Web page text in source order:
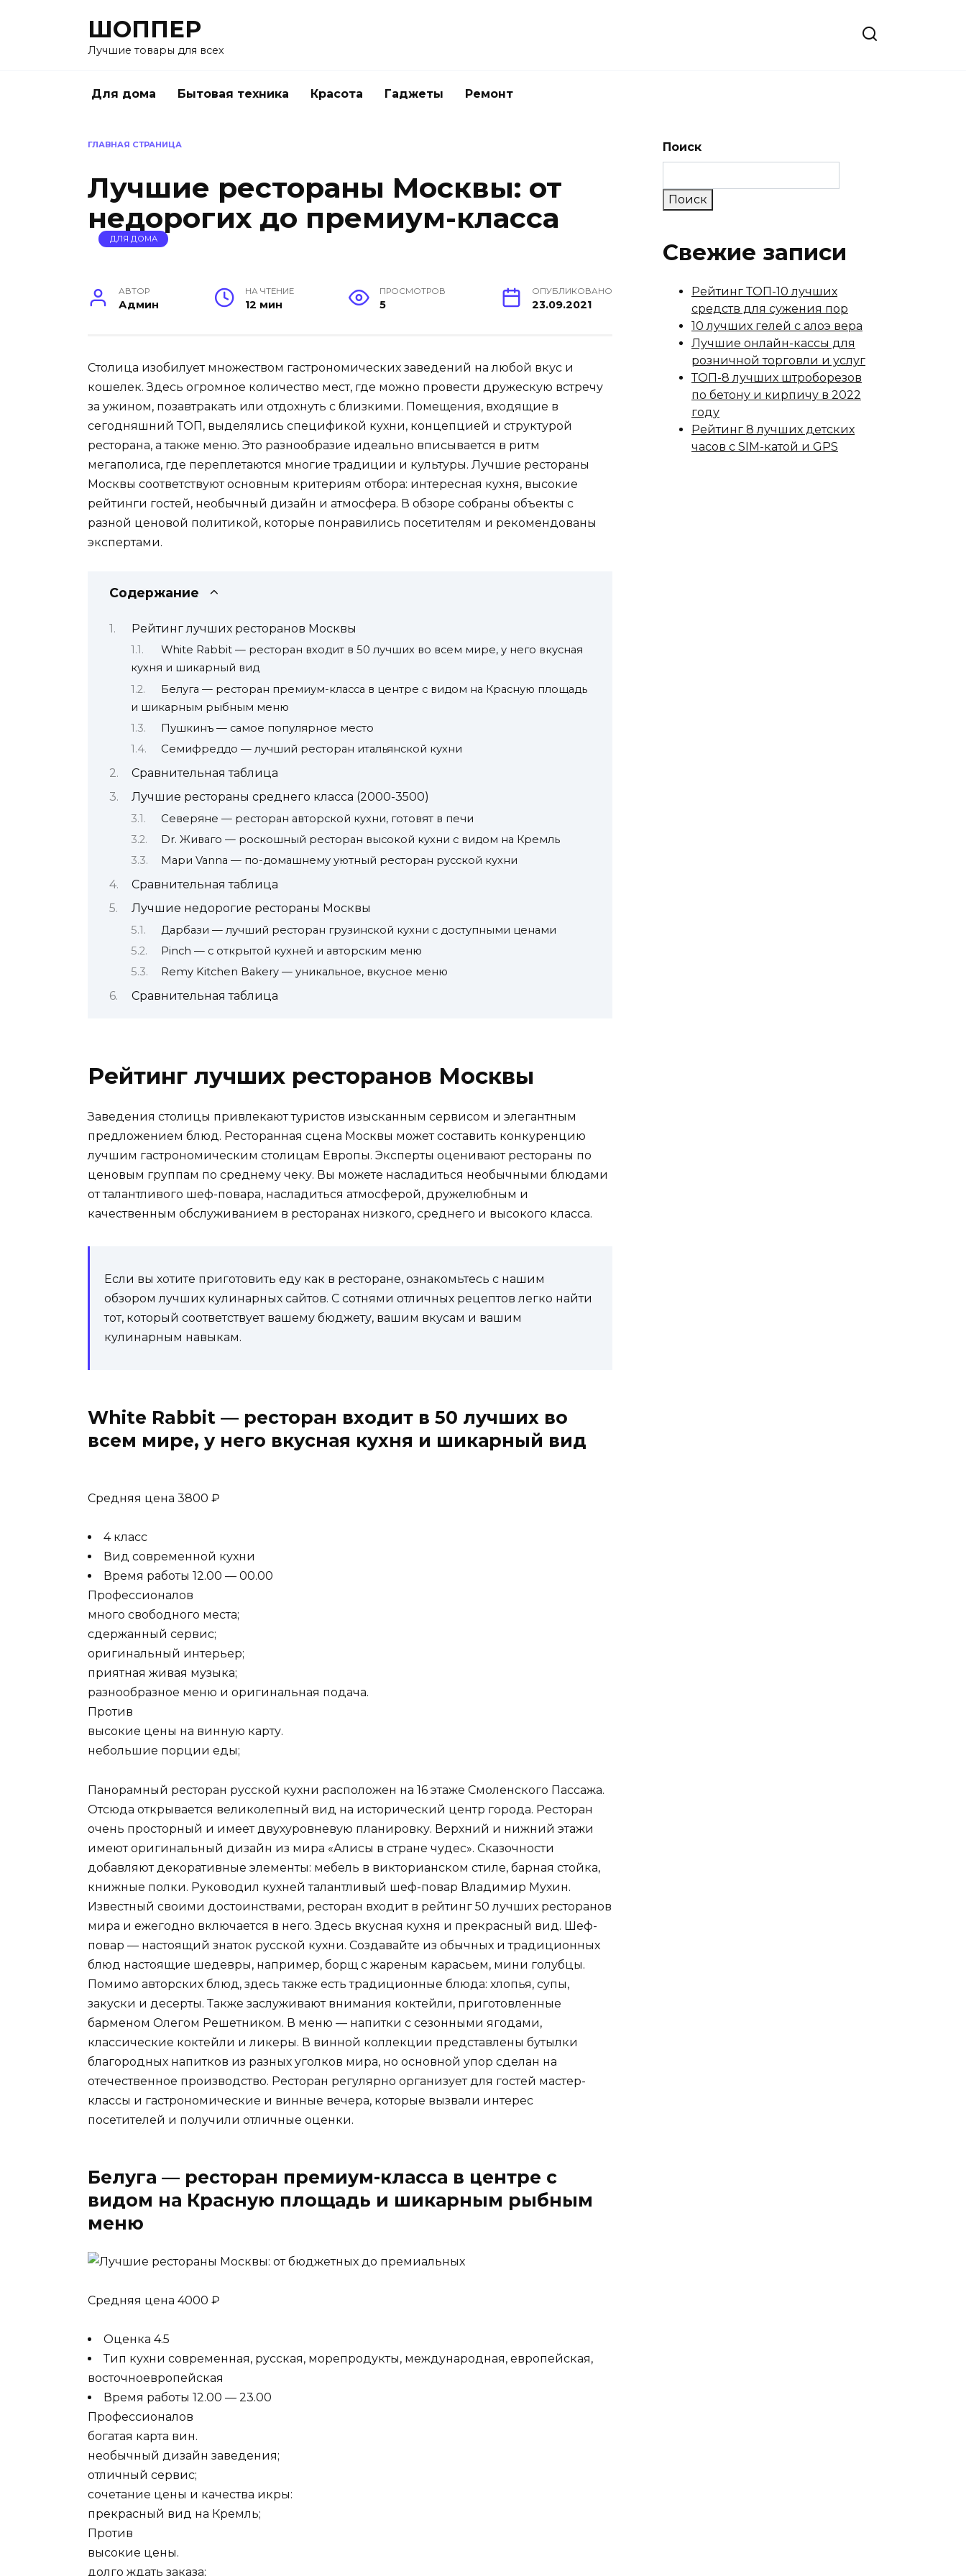
ШОППЕР
Лучшие товары для всех
Для дома Бытовая техника Красота Гаджеты Ремонт
ГЛАВНАЯ СТРАНИЦА
Лучшие рестораны Москвы: от
недорогих до премиум-класса
ДЛЯ ДОМА
АВТОР
Админ
НА ЧТЕНИЕ
12 мин
ПРОСМОТРОВ
5
ОПУБЛИКОВАНО
23.09.2021
Столица изобилует множеством гастрономических заведений на любой вкус и
кошелек. Здесь огромное количество мест, где можно провести дружескую встречу
за ужином, позавтракать или отдохнуть с близкими. Помещения, входящие в
сегодняшний ТОП, выделялись спецификой кухни, концепцией и структурой
ресторана, а также меню. Это разнообразие идеально вписывается в ритм
мегаполиса, где переплетаются многие традиции и культуры. Лучшие рестораны
Москвы соответствуют основным критериям отбора: интересная кухня, высокие
рейтинги гостей, необычный дизайн и атмосфера. В обзоре собраны объекты с
разной ценовой политикой, которые понравились посетителям и рекомендованы
экспертами.
Содержание
Рейтинг лучших ресторанов Москвы
White Rabbit — ресторан входит в 50 лучших во всем мире, у него вкусная
кухня и шикарный вид
Белуга — ресторан премиум-класса в центре с видом на Красную площадь
и шикарным рыбным меню
Пушкинъ — самое популярное место
Семифреддо — лучший ресторан итальянской кухни
Сравнительная таблица
Лучшие рестораны среднего класса (2000-3500)
Северяне — ресторан авторской кухни, готовят в печи
Dr. Живаго — роскошный ресторан высокой кухни с видом на Кремль
Мари Vanna — по-домашнему уютный ресторан русской кухни
Сравнительная таблица
Лучшие недорогие рестораны Москвы
Дарбази — лучший ресторан грузинской кухни с доступными ценами
Pinch — с открытой кухней и авторским меню
Remy Kitchen Bakery — уникальное, вкусное меню
Сравнительная таблица
Рейтинг лучших ресторанов Москвы
Заведения столицы привлекают туристов изысканным сервисом и элегантным
предложением блюд. Ресторанная сцена Москвы может составить конкуренцию
лучшим гастрономическим столицам Европы. Эксперты оценивают рестораны по
ценовым группам по среднему чеку. Вы можете насладиться необычными блюдами
от талантливого шеф-повара, насладиться атмосферой, дружелюбным и
качественным обслуживанием в ресторанах низкого, среднего и высокого класса.
Если вы хотите приготовить еду как в ресторане, ознакомьтесь с нашим
обзором лучших кулинарных сайтов. С сотнями отличных рецептов легко найти
тот, который соответствует вашему бюджету, вашим вкусам и вашим
кулинарным навыкам.
White Rabbit — ресторан входит в 50 лучших во
всем мире, у него вкусная кухня и шикарный вид
Средняя цена 3800 ₽
4 класс
Вид современной кухни
Время работы 12.00 — 00.00
Профессионалов
много свободного места;
сдержанный сервис;
оригинальный интерьер;
приятная живая музыка;
разнообразное меню и оригинальная подача.
Против
высокие цены на винную карту.
небольшие порции еды;
Панорамный ресторан русской кухни расположен на 16 этаже Смоленского Пассажа.
Отсюда открывается великолепный вид на исторический центр города. Ресторан
очень просторный и имеет двухуровневую планировку. Верхний и нижний этажи
имеют оригинальный дизайн из мира «Алисы в стране чудес». Сказочности
добавляют декоративные элементы: мебель в викторианском стиле, барная стойка,
книжные полки. Руководил кухней талантливый шеф-повар Владимир Мухин.
Известный своими достоинствами, ресторан входит в рейтинг 50 лучших ресторанов
мира и ежегодно включается в него. Здесь вкусная кухня и прекрасный вид. Шеф-
повар — настоящий знаток русской кухни. Создавайте из обычных и традиционных
блюд настоящие шедевры, например, борщ с жареным карасьем, мини голубцы.
Помимо авторских блюд, здесь также есть традиционные блюда: хлопья, супы,
закуски и десерты. Также заслуживают внимания коктейли, приготовленные
барменом Олегом Решетником. В меню — напитки с сезонными ягодами,
классические коктейли и ликеры. В винной коллекции представлены бутылки
благородных напитков из разных уголков мира, но основной упор сделан на
отечественное производство. Ресторан регулярно организует для гостей мастер-
классы и гастрономические и винные вечера, которые вызвали интерес
посетителей и получили отличные оценки.
Белуга — ресторан премиум-класса в центре с
видом на Красную площадь и шикарным рыбным
меню
Средняя цена 4000 ₽
Оценка 4.5
Тип кухни современная, русская, морепродукты, международная, европейская,
восточноевропейская
Время работы 12.00 — 23.00
Профессионалов
богатая карта вин.
необычный дизайн заведения;
отличный сервис;
сочетание цены и качества икры:
прекрасный вид на Кремль;
Против
высокие цены.
долго ждать заказа;
Поиск
Поиск
Свежие записи
Рейтинг ТОП-10 лучших
средств для сужения пор
10 лучших гелей с алоэ вера
Лучшие онлайн-кассы для
розничной торговли и услуг
ТОП-8 лучших штроборезов
по бетону и кирпичу в 2022
году
Рейтинг 8 лучших детских
часов с SIM-катой и GPS